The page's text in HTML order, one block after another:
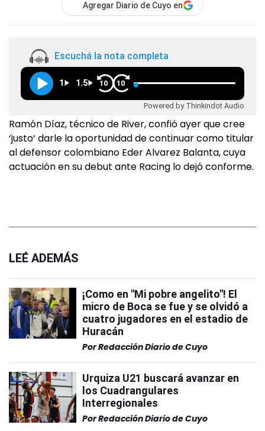
Agregar Diario de Cuyo en
Escuchá la nota completa
1 1.5 10 10
Powered by Thinkindot Audio
Ramón Díaz, técnico de River, confió ayer que cree
‘justo‘ darle la oportunidad de continuar como titular
al defensor colombiano Eder Alvarez Balanta, cuya
actuación en su debut ante Racing lo dejó conforme.
LEÉ ADEMÁS
¡Como en "Mi pobre angelito"! El
micro de Boca se fue y se olvidó a
cuatro jugadores en el estadio de
Huracán
PorRedacción Diario de Cuyo
Urquiza U21 buscará avanzar en
los Cuadrangulares
Interregionales
PorRedacción Diario de Cuyo